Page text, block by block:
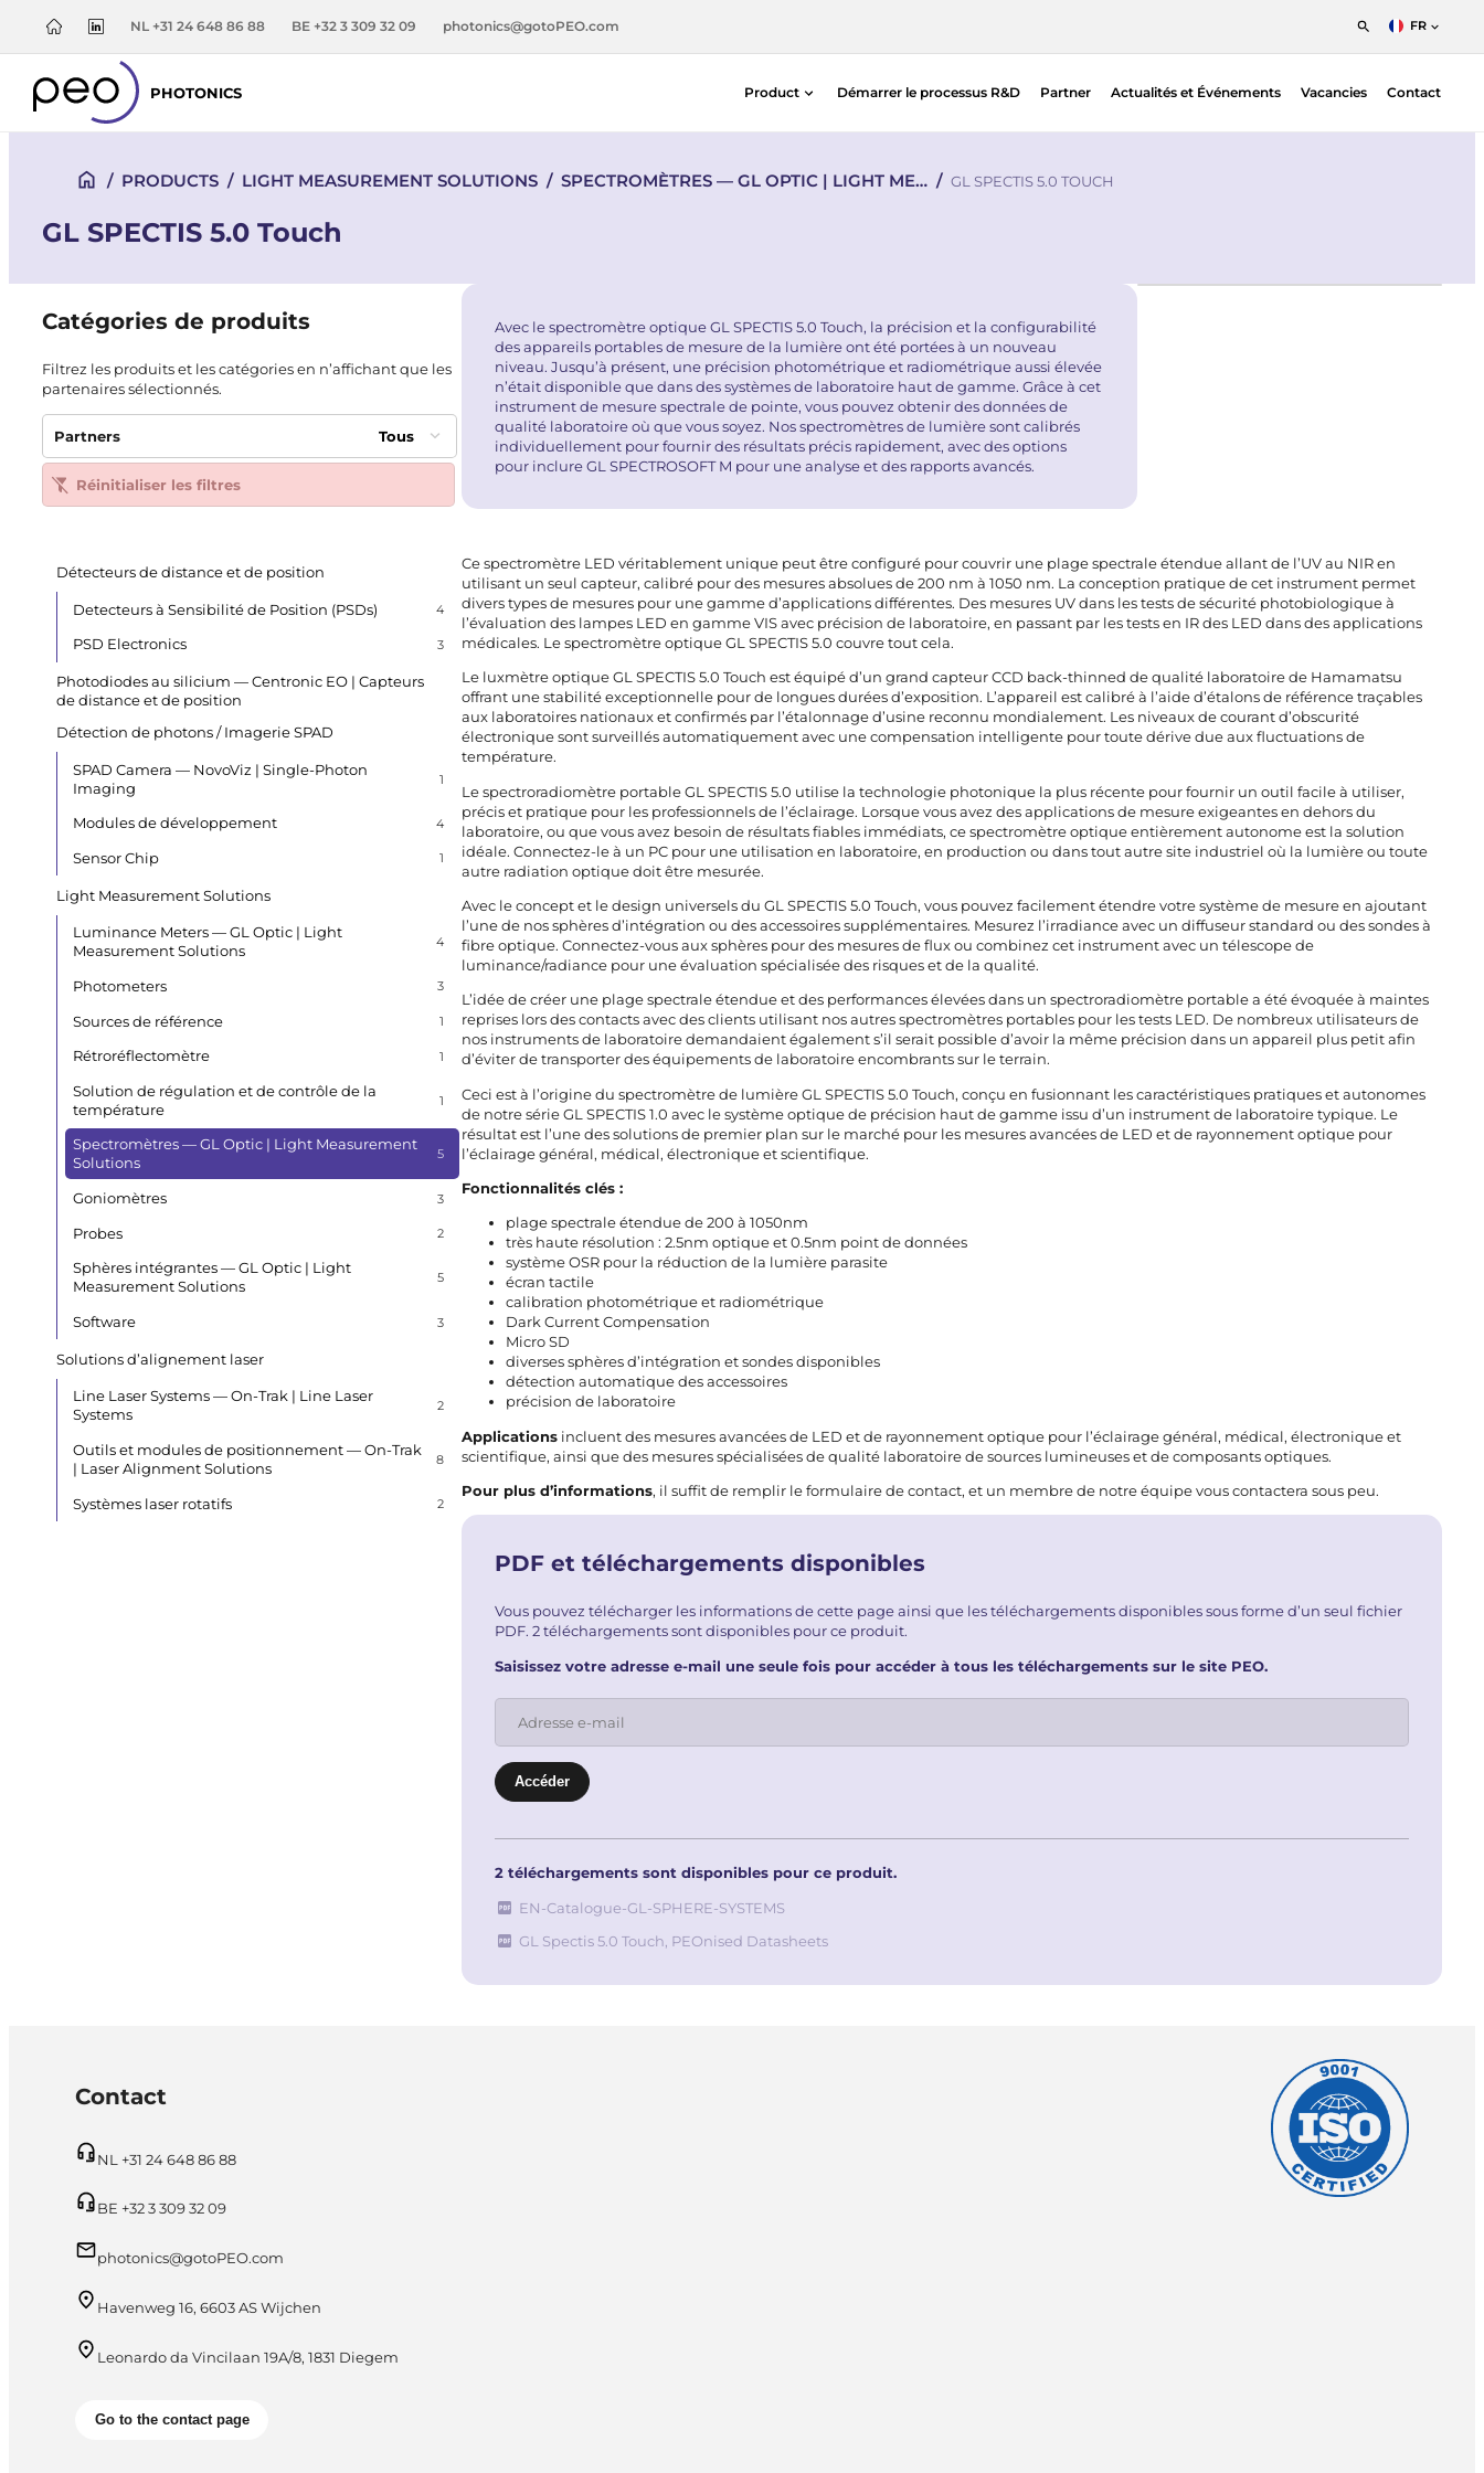
NL +31 24 648 86 88 BE +32 3 309 32 09 photonics@gotoPEO.com FR
English
Nederlands
PHOTONICS Product
Photodiodes au silicium — Centronic EO |
Démarrer le processus R&D Partner Actualités et Événements Vacancies Contact
/ PRODUCTS / LIGHT MEASUREMENT SOLUTIONS / SPECTROMÈTRES — GL OPTIC | LIGHT ME… / GL SPECTIS 5.0 TOUCH
GL SPECTIS 5.0 Touch
Catégories de produits
Filtrez les produits et les catégories en n’affichant que les
partenaires sélectionnés.
Partners Tous
Réinitialiser les filtres
Détecteurs de distance et de position
Detecteurs à Sensibilité de Position (PSDs) 4
PSD Electronics 3
Photodiodes au silicium — Centronic EO | Capteurs
de distance et de position
Détection de photons / Imagerie SPAD
SPAD Camera — NovoViz | Single-Photon
Imaging
1
Modules de développement 4
Sensor Chip 1
Light Measurement Solutions
Luminance Meters — GL Optic | Light
Measurement Solutions
4
Photometers 3
Sources de référence 1
Rétroréflectomètre 1
Solution de régulation et de contrôle de la
température
1
Spectromètres — GL Optic | Light Measurement
Solutions
5
Goniomètres 3
Probes 2
Sphères intégrantes — GL Optic | Light
Measurement Solutions
5
Software 3
Solutions d’alignement laser
Line Laser Systems — On-Trak | Line Laser
Systems
2
Outils et modules de positionnement — On-Trak
| Laser Alignment Solutions
8
Systèmes laser rotatifs 2
Avec le spectromètre optique GL SPECTIS 5.0 Touch, la précision et la configurabilité
des appareils portables de mesure de la lumière ont été portées à un nouveau
niveau. Jusqu’à présent, une précision photométrique et radiométrique aussi élevée
n’était disponible que dans des systèmes de laboratoire haut de gamme. Grâce à cet
instrument de mesure spectrale de pointe, vous pouvez obtenir des données de
qualité laboratoire où que vous soyez. Nos spectromètres de lumière sont calibrés
individuellement pour fournir des résultats précis rapidement, avec des options
pour inclure GL SPECTROSOFT M pour une analyse et des rapports avancés.
Ce spectromètre LED véritablement unique peut être configuré pour couvrir une plage spectrale étendue allant de l’UV au NIR en
utilisant un seul capteur, calibré pour des mesures absolues de 200 nm à 1050 nm. La conception pratique de cet instrument permet
divers types de mesures pour une gamme d’applications différentes. Des mesures UV dans les tests de sécurité photobiologique à
l’évaluation des lampes LED en gamme VIS avec précision de laboratoire, en passant par les tests en IR des LED dans des applications
médicales. Le spectromètre optique GL SPECTIS 5.0 couvre tout cela.
Le luxmètre optique GL SPECTIS 5.0 Touch est équipé d’un grand capteur CCD back-thinned de qualité laboratoire de Hamamatsu
offrant une stabilité exceptionnelle pour de longues durées d’exposition. L’appareil est calibré à l’aide d’étalons de référence traçables
aux laboratoires nationaux et confirmés par l’étalonnage d’usine reconnu mondialement. Les niveaux de courant d’obscurité
électronique sont surveillés automatiquement avec une compensation intelligente pour toute dérive due aux fluctuations de
température.
Le spectroradiomètre portable GL SPECTIS 5.0 utilise la technologie photonique la plus récente pour fournir un outil facile à utiliser,
précis et pratique pour les professionnels de l’éclairage. Lorsque vous avez des applications de mesure exigeantes en dehors du
laboratoire, ou que vous avez besoin de résultats fiables immédiats, ce spectromètre optique entièrement autonome est la solution
idéale. Connectez-le à un PC pour une utilisation en laboratoire, en production ou dans tout autre site industriel où la lumière ou toute
autre radiation optique doit être mesurée.
Avec le concept et le design universels du GL SPECTIS 5.0 Touch, vous pouvez facilement étendre votre système de mesure en ajoutant
l’une de nos sphères d’intégration ou des accessoires supplémentaires. Mesurez l’irradiance avec un diffuseur standard ou des sondes à
fibre optique. Connectez-vous aux sphères pour des mesures de flux ou combinez cet instrument avec un télescope de
luminance/radiance pour une évaluation spécialisée des risques et de la qualité.
L’idée de créer une plage spectrale étendue et des performances élevées dans un spectroradiomètre portable a été évoquée à maintes
reprises lors des contacts avec des clients utilisant nos autres spectromètres portables pour les tests LED. De nombreux utilisateurs de
nos instruments de laboratoire demandaient également s’il serait possible d’avoir la même précision dans un appareil plus petit afin
d’éviter de transporter des équipements de laboratoire encombrants sur le terrain.
Ceci est à l’origine du spectromètre de lumière GL SPECTIS 5.0 Touch, conçu en fusionnant les caractéristiques pratiques et autonomes
de notre série GL SPECTIS 1.0 avec le système optique de précision haut de gamme issu d’un instrument de laboratoire typique. Le
résultat est l’une des solutions de premier plan sur le marché pour les mesures avancées de LED et de rayonnement optique pour
l’éclairage général, médical, électronique et scientifique.
Fonctionnalités clés :
plage spectrale étendue de 200 à 1050nm
très haute résolution : 2.5nm optique et 0.5nm point de données
système OSR pour la réduction de la lumière parasite
écran tactile
calibration photométrique et radiométrique
Dark Current Compensation
Micro SD
diverses sphères d’intégration et sondes disponibles
détection automatique des accessoires
précision de laboratoire
Applications incluent des mesures avancées de LED et de rayonnement optique pour l’éclairage général, médical, électronique et
scientifique, ainsi que des mesures spécialisées de qualité laboratoire de sources lumineuses et de composants optiques.
Pour plus d’informations, il suffit de remplir leformulaire de contact, et un membre de notre équipe vous contactera sous peu.
PDF et téléchargements disponibles
Vous pouvez télécharger les informations de cette page ainsi que les téléchargements disponibles sous forme d’un seul fichier
PDF. 2 téléchargements sont disponibles pour ce produit.
Saisissez votre adresse e-mail une seule fois pour accéder à tous les téléchargements sur le site PEO.
2 téléchargements sont disponibles pour ce produit.
EN-Catalogue-GL-SPHERE-SYSTEMS
GL Spectis 5.0 Touch, PEOnised Datasheets
Contact
NL +31 24 648 86 88
BE +32 3 309 32 09
photonics@gotoPEO.com
Havenweg 16, 6603 AS Wijchen
Leonardo da Vincilaan 19A/8, 1831 Diegem
Go to the contact page